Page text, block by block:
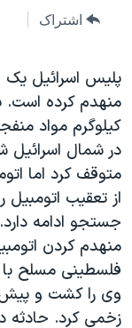
اصلی
جهش
به
جستجو
آمریکا
ورزشی
گزیده‌ها
ویژه برنامه‌ها
ویدیوها
فرهنگ و زندگی
حقوق شهروندی
اقتصادی
علم و فناوری
جدول برنامه ها
جام جهانی ۲۰۲۶
عملیات خشم
۲۵۰سالگی آمریکا
بایگانی برنامه‌های
مستندها
انتخابات ریاست
حمله جمهوری
رمز مهسا
فرکانس‌های صدای
پخش رادیویی
یادگیری زبان
دنبال کنید
اشتراک
پليس اسرائيل
کيلوگرم مواد
در شمال اسرائيل
متوقف کرد اما
از تعقيب اتومبيل
جستجو ادامه
منهدم کردن
فلسطينی مسلح با
وی را کشت و پيش
زخمی کرد. حادثه